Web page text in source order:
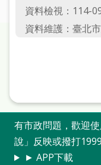
常
見
問
市
圖
資料檢視：114-
資料維護：臺北
有市政問題，歡迎
說」反映或撥打
► APP下載